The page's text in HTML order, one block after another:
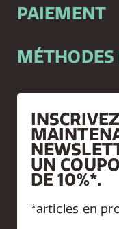
PAIEMENT
UN
DE 10%*.
*articles en